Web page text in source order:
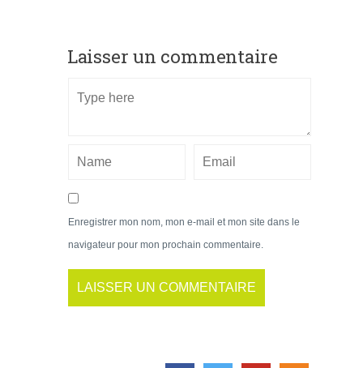
Laisser un commentaire
Enregistrer mon nom, mon e-mail et mon site dans le
navigateur pour mon prochain commentaire.